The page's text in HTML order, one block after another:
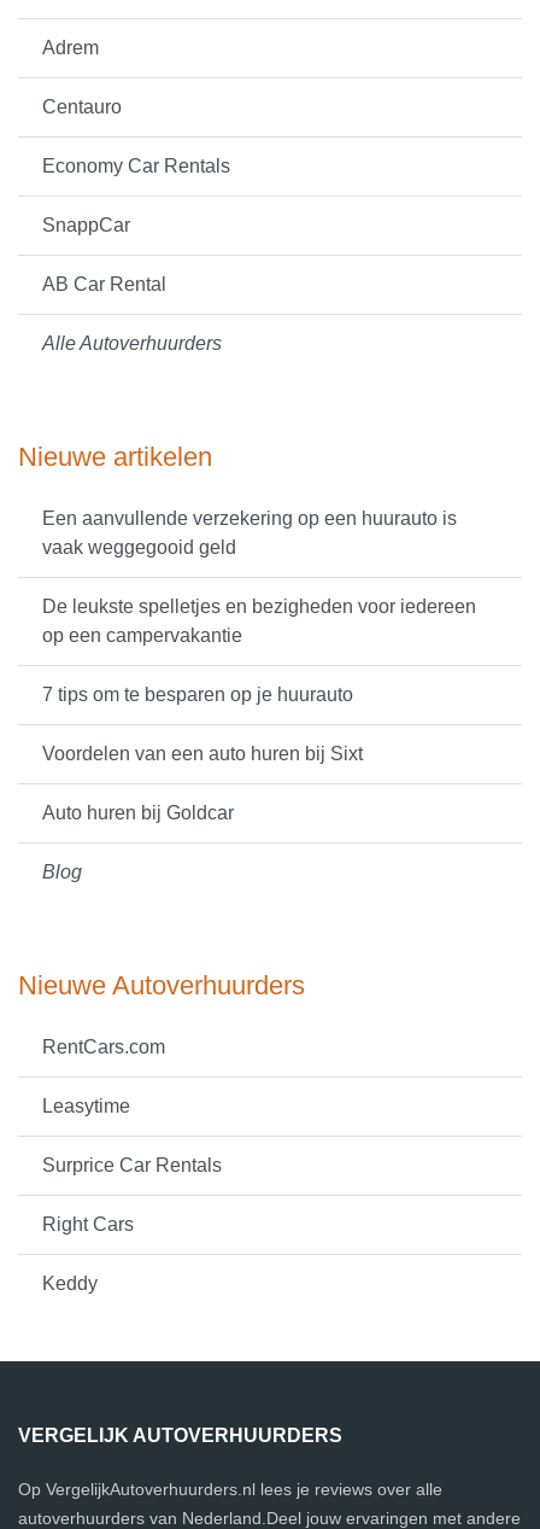
Adrem
Centauro
Economy Car Rentals
SnappCar
AB Car Rental
Alle Autoverhuurders
Nieuwe artikelen
Een aanvullende verzekering op een huurauto is
vaak weggegooid geld
De leukste spelletjes en bezigheden voor iedereen
op een campervakantie
7 tips om te besparen op je huurauto
Voordelen van een auto huren bij Sixt
Auto huren bij Goldcar
Blog
Nieuwe Autoverhuurders
RentCars.com
Leasytime
Surprice Car Rentals
Right Cars
Keddy
VERGELIJK AUTOVERHUURDERS
Op VergelijkAutoverhuurders.nl lees je reviews over alle
autoverhuurders van Nederland.Deel jouw ervaringen met andere